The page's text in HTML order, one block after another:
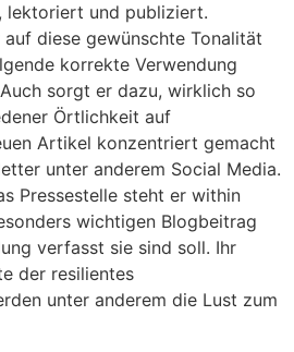
lektoriert und publiziert.
diese gewünschte Tonalität
korrekte Verwendung
Auch sorgt er dazu, wirklich so
Örtlichkeit auf
Artikel konzentriert gemacht
unter anderem Social Media.
Pressestelle steht er within
wichtigen Blogbeitrag
verfasst sie sind soll. Ihr
der resilientes
unter anderem die Lust zum